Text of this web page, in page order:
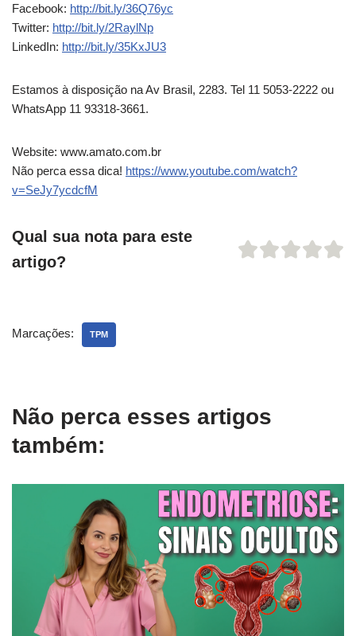
Facebook: http://bit.ly/36Q76yc
Twitter: http://bit.ly/2RaylNp
LinkedIn: http://bit.ly/35KxJU3
Estamos à disposição na Av Brasil, 2283. Tel 11 5053-2222 ou
WhatsApp 11 93318-3661.
Website: www.amato.com.br
Não perca essa dica! https://www.youtube.com/watch?
v=SeJy7ycdcfM
Qual sua nota para este
artigo?
Marcações: TPM
Não perca esses artigos
também: